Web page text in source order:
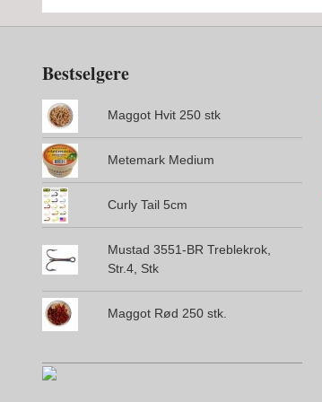
Bestselgere
Maggot Hvit 250 stk
Metemark Medium
Curly Tail 5cm
Mustad 3551-BR Treblekrok,
Str.4, Stk
Maggot Rød 250 stk.